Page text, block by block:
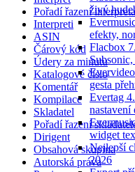
živý
efekty,
Flacbox
gesta
Evertag
nastavení
widget
Nejlepší
2026
Pořadí řazení interpreta
Interpreti
ASIN
Čárový kód
Údery za minutu
Katalogové číslo
Komentář
Kompilace
Skladatel
Pořadí řazení
Dirigent
Obsahová skupina
Autorská práva